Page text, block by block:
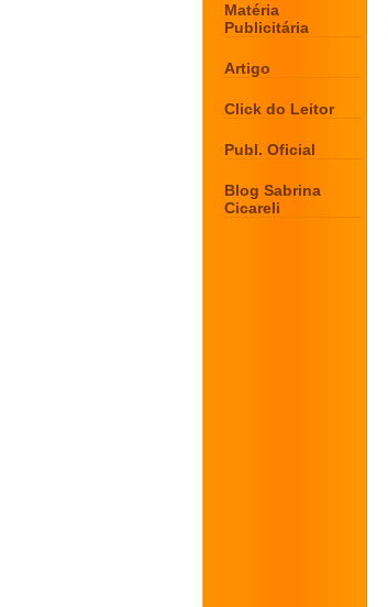
Matéria
Publicitária
Artigo
Click do Leitor
Publ. Oficial
Blog Sabrina
Cicareli